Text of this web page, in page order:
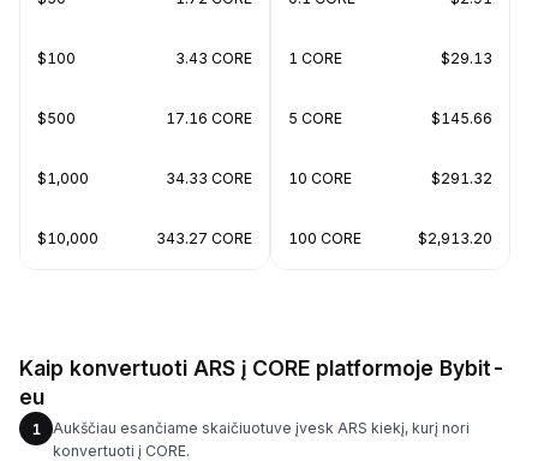
$100 3.43 CORE
$500 17.16 CORE
$1,000 34.33 CORE
$10,000 343.27 CORE
1 CORE $29.13
5 CORE $145.66
10 CORE $291.32
100 CORE $2,913.20
Kaip konvertuoti ARS į CORE platformoje Bybit-
eu
1
Aukščiau esančiame skaičiuotuve įvesk ARS kiekį, kurį nori
konvertuoti į CORE.